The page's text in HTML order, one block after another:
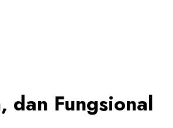
dan Fungsional